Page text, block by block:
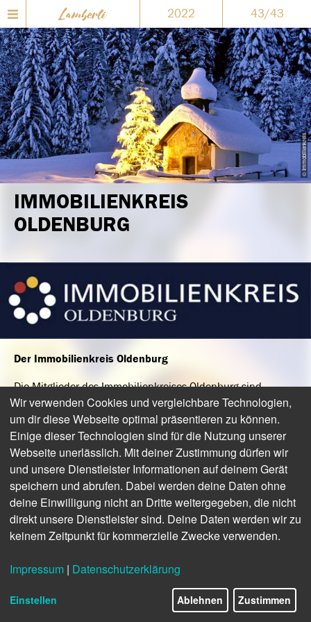
2022 43/43
© Immobilienkreis
IMMOBILIENKREIS
OLDENBURG
Der Immobilienkreis Oldenburg
Die Mitglieder des Immobilienkreises Oldenburg sind
anerkannte, erfahrene Dienstleister für Immobiliengeschäfte
aller Art sowie Projekt- und Stadtentwicklung. Bei allen
aufgeführten Unternehmen erhalten Sie erstklassige
Leistungen, egal ob Sie mieten, kaufen oder verkaufen
wollen.
Kompetenzen verbinden
Neben der Optimierung von Angebot und Nachfrage und der
Vereinfachung organisatorischer Abläufe steht die
äußerst attraktiven Wohnstandortes Oldenburg im Fokus
des Immobilienkreises.
Jetzt Kontakt aufnehmen
Wir verwenden Cookies und vergleichbare Technologien,
um dir diese Webseite optimal präsentieren zu können.
Einige dieser Technologien sind für die Nutzung unserer
Webseite unerlässlich. Mit deiner Zustimmung dürfen wir
und unsere Dienstleister Informationen auf deinem Gerät
speichern und abrufen. Dabei werden deine Daten ohne
deine Einwilligung nicht an Dritte weitergegeben, die nicht
direkt unsere Dienstleister sind. Deine Daten werden wir zu
keinem Zeitpunkt für kommerzielle Zwecke verwenden.
Impressum | Datenschutzerklärung
Einstellen Ablehnen Zustimmen